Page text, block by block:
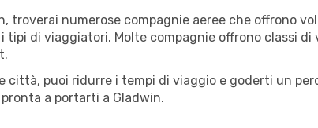
troverai numerose compagnie aeree che offrono
di viaggiatori. Molte compagnie offrono classi di
città, puoi ridurre i tempi di viaggio e goderti un
a portarti a Gladwin.